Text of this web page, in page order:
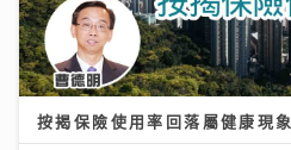
按揭保險使用率回落屬健康現象